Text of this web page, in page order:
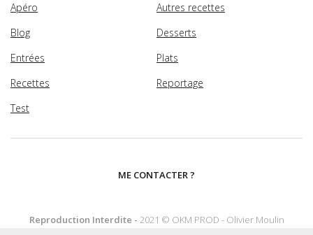
Apéro
Autres recettes
Blog
Desserts
Entrées
Plats
Recettes
Reportage
Test
ME CONTACTER ?
Reproduction Interdite - 2021 © OKM PROD - Olivier Moulin